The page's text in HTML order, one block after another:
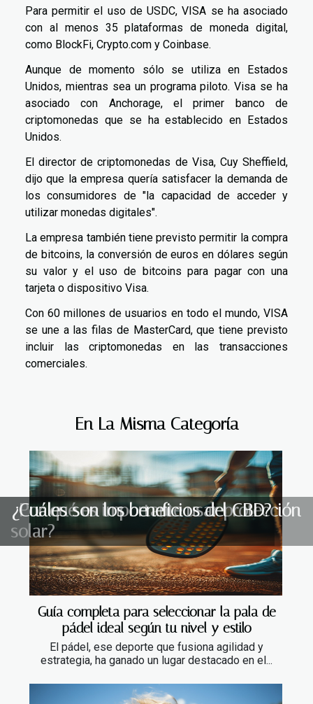
Para permitir el uso de USDC, VISA se ha asociado
con al menos 35 plataformas de moneda digital,
como BlockFi, Crypto.com y Coinbase.
Aunque de momento sólo se utiliza en Estados
Unidos, mientras sea un programa piloto. Visa se ha
asociado con Anchorage, el primer banco de
criptomonedas que se ha establecido en Estados
Unidos.
El director de criptomonedas de Visa, Cuy Sheffield,
dijo que la empresa quería satisfacer la demanda de
los consumidores de "la capacidad de acceder y
utilizar monedas digitales".
La empresa también tiene previsto permitir la compra
de bitcoins, la conversión de euros en dólares según
su valor y el uso de bitcoins para pagar con una
tarjeta o dispositivo Visa.
Con 60 millones de usuarios en todo el mundo, VISA
se une a las filas de MasterCard, que tiene previsto
incluir las criptomonedas en las transacciones
comerciales.
En La Misma Categoría
Guía completa para seleccionar la pala de
pádel ideal según tu nivel y estilo
El pádel, ese deporte que fusiona agilidad y
estrategia, ha ganado un lugar destacado en el...
¿Por qué es importante usar protección
solar?
¿Cuáles son los beneficios del CBD?